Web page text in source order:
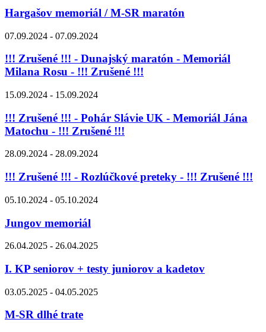
Hargašov memoriál / M-SR maratón
07.09.2024 - 07.09.2024
!!! Zrušené !!! - Dunajský maratón - Memoriál
Milana Rosu - !!! Zrušené !!!
15.09.2024 - 15.09.2024
!!! Zrušené !!! - Pohár Slávie UK - Memoriál Jána
Matochu - !!! Zrušené !!!
28.09.2024 - 28.09.2024
!!! Zrušené !!! - Rozlúčkové preteky - !!! Zrušené !!!
05.10.2024 - 05.10.2024
Jungov memoriál
26.04.2025 - 26.04.2025
I. KP seniorov + testy juniorov a kadetov
03.05.2025 - 04.05.2025
M-SR dlhé trate